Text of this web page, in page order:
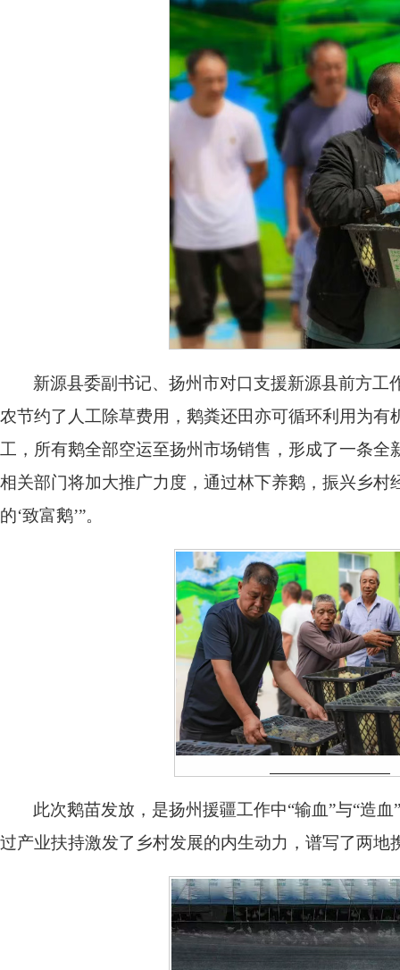
新源县委副书记、扬州市对口支援新源县前方工
农节约了人工除草费用，鹅粪还田亦可循环利用为
工，所有鹅全部空运至扬州市场销售，形成了一条
相关部门将加大推广力度，通过林下养鹅，振兴乡
的‘致富鹅’”。
此次鹅苗发放，是扬州援疆工作中“输血”与“造
过产业扶持激发了乡村发展的内生动力，谱写了两地